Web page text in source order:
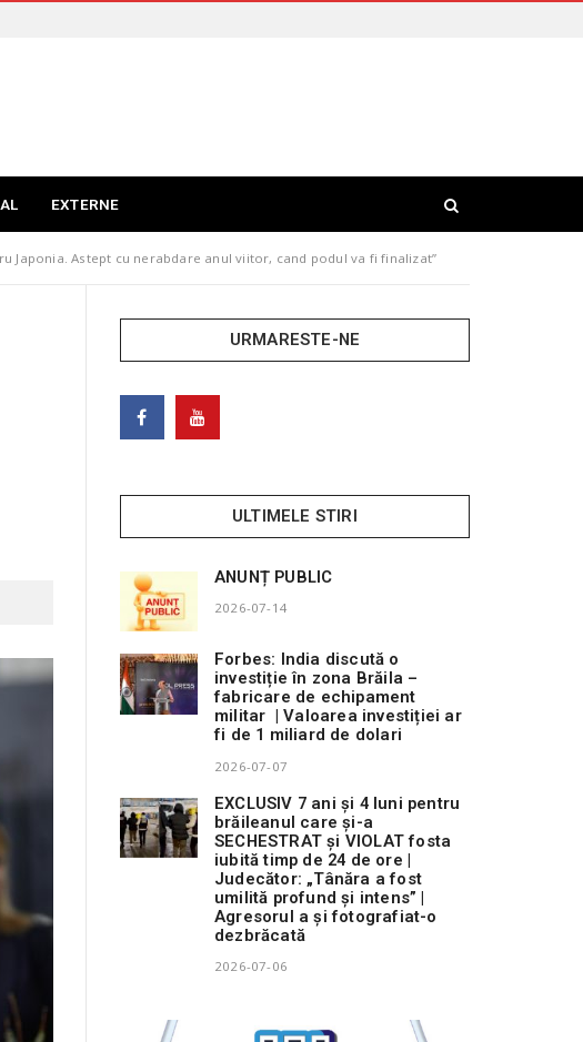
EXTERNE
Astept cu nerabdare anul viitor, cand podul va fi finalizat”
URMARESTE-NE
ULTIMELE STIRI
ANUNȚ PUBLIC
2026-07-14
Forbes: India discută o
investiție în zona Brăila –
fabricare de echipament
militar | Valoarea investiției ar
fi de 1 miliard de dolari
2026-07-07
EXCLUSIV 7 ani și 4 luni pentru
brăileanul care și-a
SECHESTRAT și VIOLAT fosta
iubită timp de 24 de ore |
Judecător: „Tânăra a fost
umilită profund și intens” |
Agresorul a și fotografiat-o
dezbrăcată
2026-07-06